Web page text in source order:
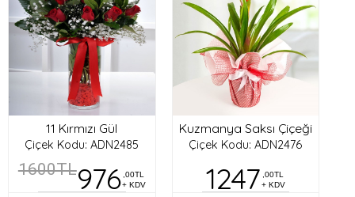
11 Kırmızı Gül
Çiçek Kodu: ADN2485
1600TL976 ,00TL
+ KDV
Kuzmanya Saksı Çiçeği
Çiçek Kodu: ADN2476
1247 ,00TL
+ KDV